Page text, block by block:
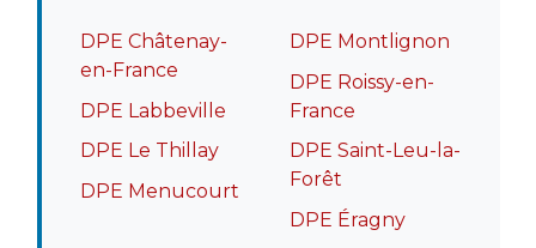
DPE Châtenay-
en-France
DPE Labbeville
DPE Le Thillay
DPE Menucourt
DPE Montlignon
DPE Roissy-en-
France
DPE Saint-Leu-la-
Forêt
DPE Éragny